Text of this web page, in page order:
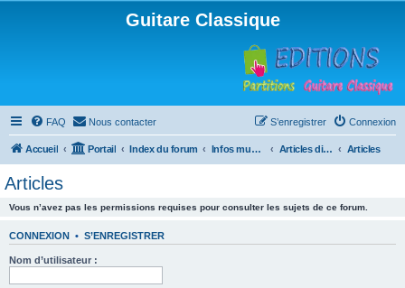
Guitare Classique
FAQ Nous contacter Connexion
S’enregistrer
Accueil Portail Index du forum Infos musicales Articles divers Articles
Articles
Vous n’avez pas les permissions requises pour consulter les sujets de ce forum.
CONNEXION • S’ENREGISTRER
Nom d’utilisateur :